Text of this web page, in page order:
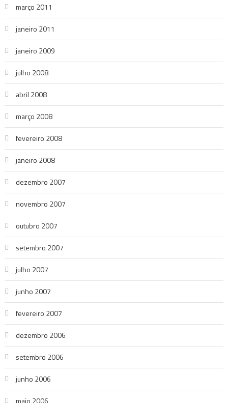
março 2011
janeiro 2011
janeiro 2009
julho 2008
abril 2008
março 2008
fevereiro 2008
janeiro 2008
dezembro 2007
novembro 2007
outubro 2007
setembro 2007
julho 2007
junho 2007
fevereiro 2007
dezembro 2006
setembro 2006
junho 2006
maio 2006